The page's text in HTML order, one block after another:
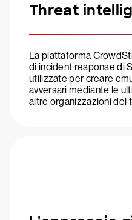
Threat
La piattaforma
di incident response di
utilizzate per creare
avversari mediante le
altre organizzazioni del